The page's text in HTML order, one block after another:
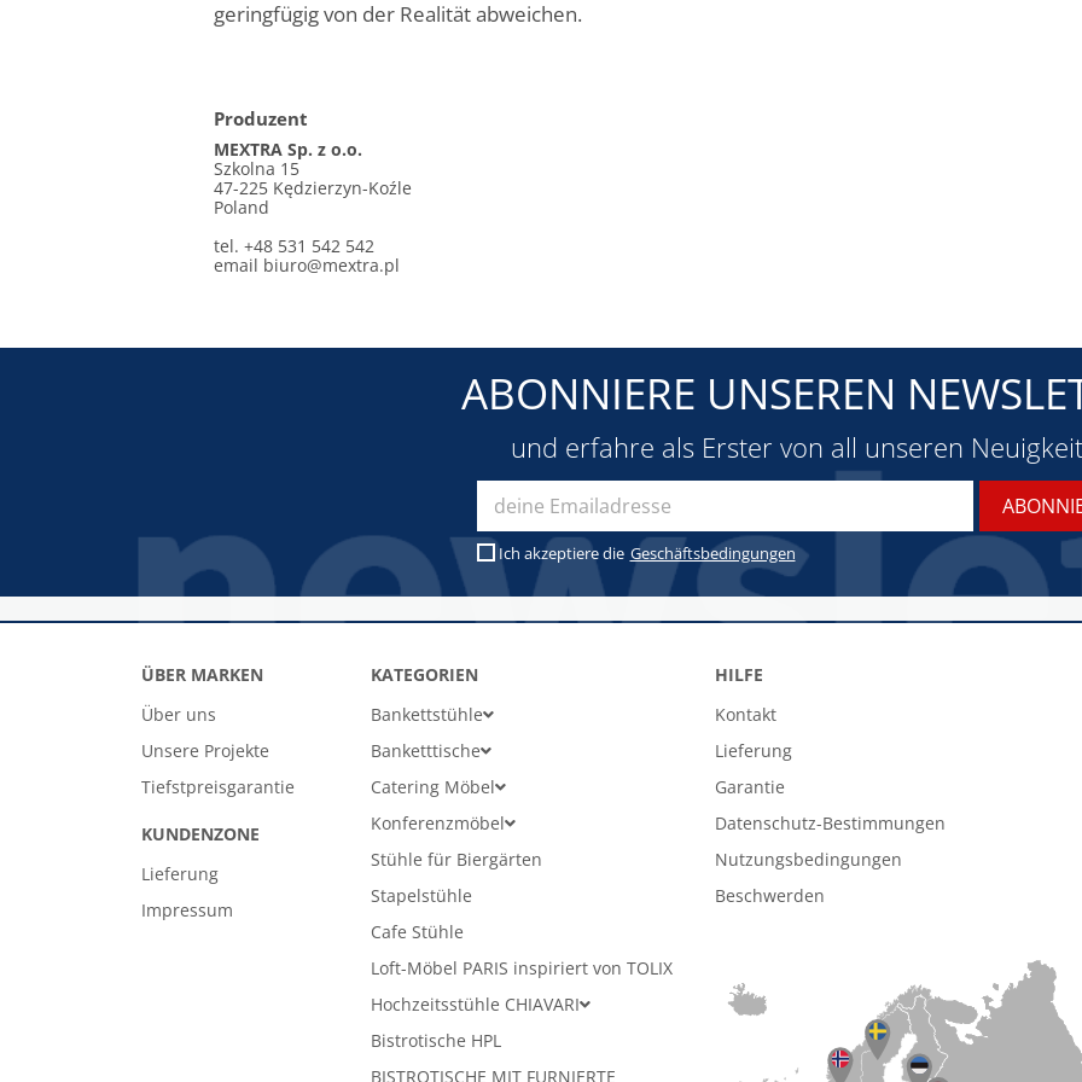
geringfügig von der Realität abweichen.
Produzent
MEXTRA Sp. z o.o.
Szkolna 15
47-225 Kędzierzyn-Koźle
Poland
tel. +48 531 542 542
email biuro@mextra.pl
ABONNIERE UNSEREN
und erfahre als Erster von all unseren
Ich akzeptiere die Geschäftsbedingungen
ÜBER MARKEN
Über uns
Unsere Projekte
Tiefstpreisgarantie
KUNDENZONE
Lieferung
Impressum
KATEGORIEN
Bankettstühle
Banketttische
Catering Möbel
Konferenzmöbel
Stühle für Biergärten
Stapelstühle
Cafe Stühle
Loft-Möbel PARIS inspiriert von TOLIX
Hochzeitsstühle CHIAVARI
Bistrotische HPL
BISTROTISCHE MIT FURNIERTE
HILFE
Kontakt
Lieferung
Garantie
Datenschutz-Bestimmungen
Nutzungsbedingungen
Beschwerden